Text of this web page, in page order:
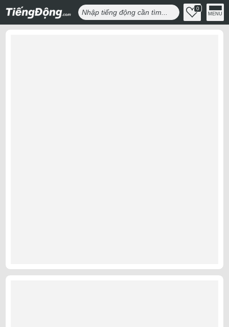
0
MENU